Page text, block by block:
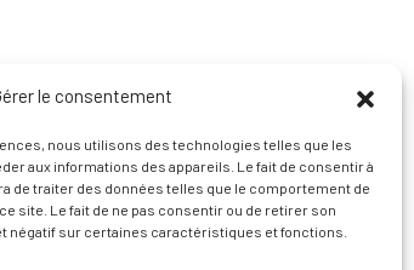
le consentement
nous utilisons des technologies telles que les
aux informations des appareils. Le fait de consentir à
de traiter des données telles que le comportement de
site. Le fait de ne pas consentir ou de retirer son
négatif sur certaines caractéristiques et fonctions.